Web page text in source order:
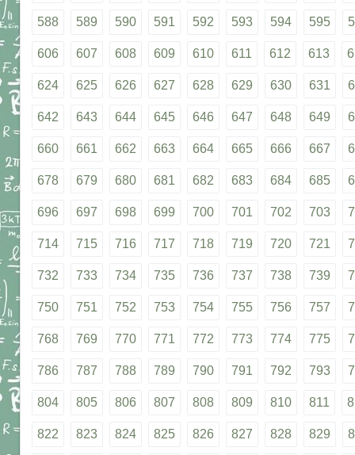
588 589 590 591 592 593 594 595
606 607 608 609 610 611 612 613
624 625 626 627 628 629 630 631
642 643 644 645 646 647 648 649
660 661 662 663 664 665 666 667
678 679 680 681 682 683 684 685
696 697 698 699 700 701 702 703
714 715 716 717 718 719 720 721
732 733 734 735 736 737 738 739
750 751 752 753 754 755 756 757
768 769 770 771 772 773 774 775
786 787 788 789 790 791 792 793
804 805 806 807 808 809 810 811
822 823 824 825 826 827 828 829